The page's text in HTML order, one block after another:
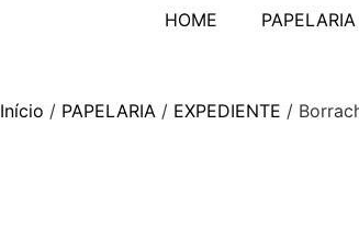
HOME PAPELARIA
Início / PAPELARIA / EXPEDIENTE /